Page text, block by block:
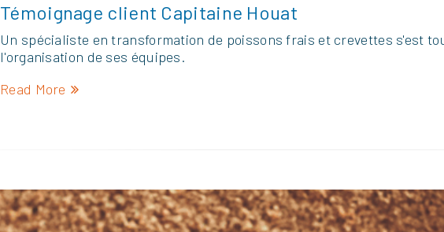
Témoignage client Capitaine Houat
Un spécialiste en transformation de poissons frais et crevettes s'est
l'organisation de ses équipes.
Read More